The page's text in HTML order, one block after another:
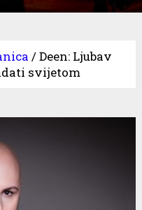
/Deen: Ljubav
svijetom